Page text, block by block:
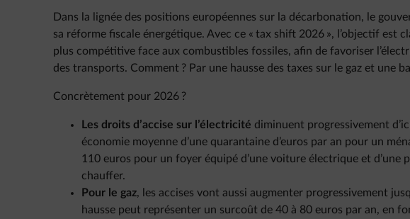
Dans la lignée des positions européennes sur la décarbonation, le
sa réforme fiscale énergétique. Avec ce « tax shift 2026 », l’objectif est
plus compétitive face aux combustibles fossiles, afin de favoriser
des transports. Comment ? Par une hausse des taxes sur le gaz et une
Concrètement pour 2026 ?
Les droits d’accise sur l’électricité diminuent progressivement
économie moyenne d’une quarantaine d’euros par an pour un
110 euros pour un foyer équipé d’une voiture électrique et d’une
chauffer.
Pour le gaz, les accises vont aussi augmenter progressivement
hausse peut représenter un surcoût de 40 à 80 euros par an, en